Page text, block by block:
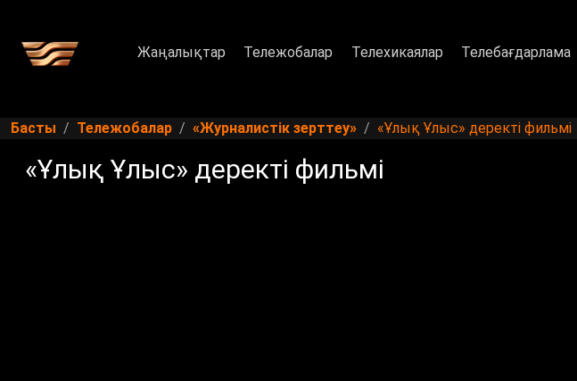
Жаңалықтар Тележобалар Телехикаялар Телебағдарлама
Басты Тележобалар «Журналистік зерттеу» «Ұлық Ұлыс» деректі фильмі
«Ұлық Ұлыс» деректі фильмі